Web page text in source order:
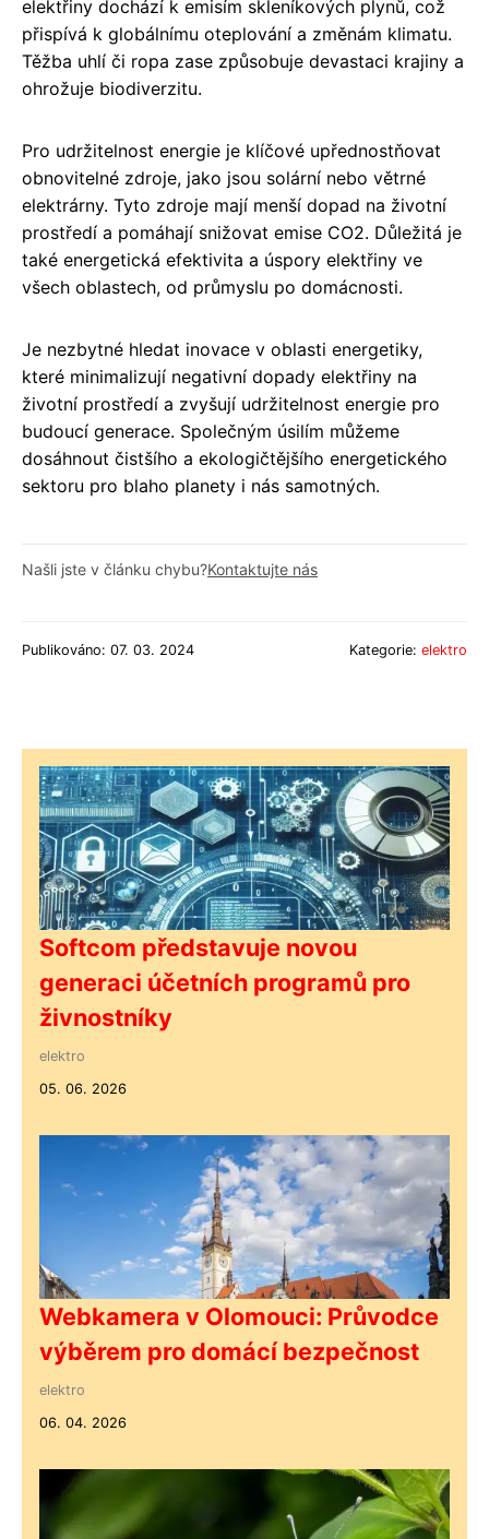
elektřiny dochází k emisím skleníkových plynů, což
přispívá k globálnímu oteplování a změnám klimatu.
Těžba uhlí či ropa zase způsobuje devastaci krajiny a
ohrožuje biodiverzitu.
Pro udržitelnost energie je klíčové upřednostňovat
obnovitelné zdroje, jako jsou solární nebo větrné
elektrárny. Tyto zdroje mají menší dopad na životní
prostředí a pomáhají snižovat emise CO2. Důležitá je
také energetická efektivita a úspory elektřiny ve
všech oblastech, od průmyslu po domácnosti.
Je nezbytné hledat inovace v oblasti energetiky,
které minimalizují negativní dopady elektřiny na
životní prostředí a zvyšují udržitelnost energie pro
budoucí generace. Společným úsilím můžeme
dosáhnout čistšího a ekologičtějšího energetického
sektoru pro blaho planety i nás samotných.
Našli jste v článku chybu?Kontaktujte nás
Publikováno: 07. 03. 2024 Kategorie: elektro
Softcom představuje novou
generaci účetních programů pro
živnostníky
elektro
05. 06. 2026
Webkamera v Olomouci: Průvodce
výběrem pro domácí bezpečnost
elektro
06. 04. 2026